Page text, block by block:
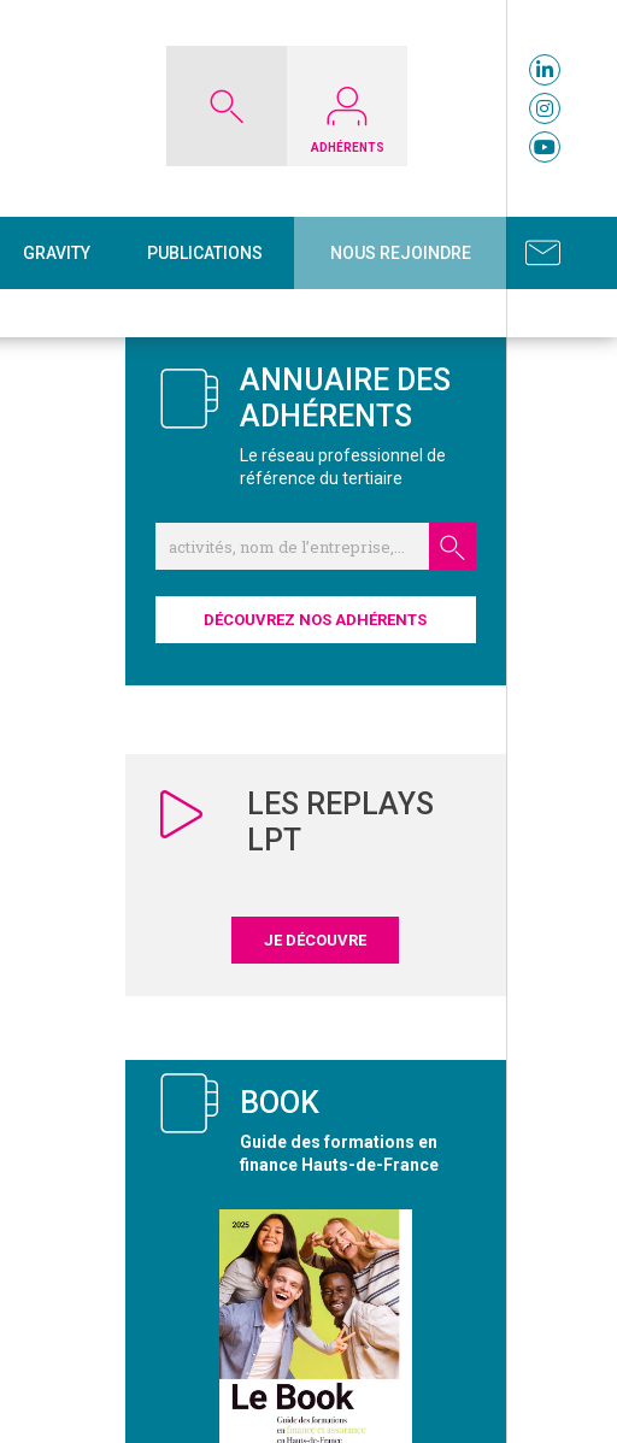
ADHÉRENTS
GRAVITY PUBLICATIONS NOUS REJOINDRE
ANNUAIRE DES
ADHÉRENTS
Le réseau professionnel de
référence du tertiaire
DÉCOUVREZ NOS ADHÉRENTS
LES REPLAYS
LPT
JE DÉCOUVRE
BOOK
Guide des formations en
finance Hauts-de-France